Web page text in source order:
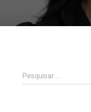
P
e
Pesquisar …